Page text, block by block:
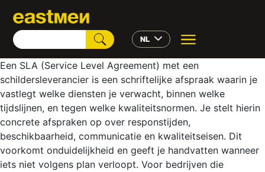
NL
Een SLA (Service Level Agreement) met een
schildersleverancier is een schriftelijke afspraak waarin je
vastlegt welke diensten je verwacht, binnen welke
tijdslijnen, en tegen welke kwaliteitsnormen. Je stelt hierin
concrete afspraken op over responstijden,
beschikbaarheid, communicatie en kwaliteitseisen. Dit
voorkomt onduidelijkheid en geeft je handvatten wanneer
iets niet volgens plan verloopt. Voor bedrijven die